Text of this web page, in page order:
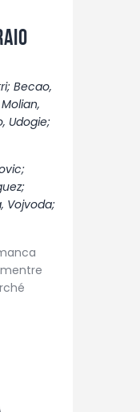
Becao,
Udogie;
Vojvoda;